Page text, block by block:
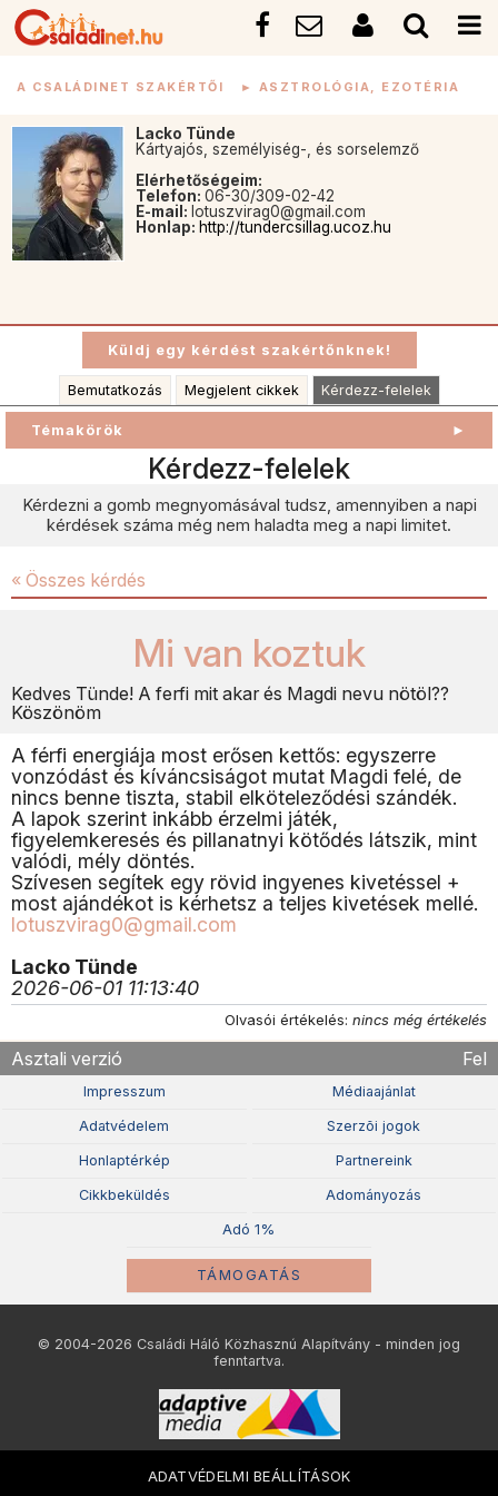
A CSALÁDINET SZAKÉRTŐI ► ASZTROLÓGIA, EZOTÉRIA
Lacko Tünde
Kártyajós, személyiség-, és sorselemző
Elérhetőségeim:
Telefon: 06-30/309-02-42
E-mail: lotuszvirag0@gmail.com
Honlap: http://tundercsillag.ucoz.hu
Bemutatkozás Megjelent cikkek Kérdezz-felelek
Témakörök ►
Kérdezz-felelek
Kérdezni a gomb megnyomásával tudsz, amennyiben a napi
kérdések száma még nem haladta meg a napi limitet.
« Összes kérdés
Mi van koztuk
Kedves Tünde! A ferfi mit akar és Magdi nevu nötöl??
Köszönöm
A férfi energiája most erősen kettős: egyszerre
vonzódást és kíváncsiságot mutat Magdi felé, de
nincs benne tiszta, stabil elköteleződési szándék.
A lapok szerint inkább érzelmi játék,
figyelemkeresés és pillanatnyi kötődés látszik, mint
valódi, mély döntés.
Szívesen segítek egy rövid ingyenes kivetéssel +
most ajándékot is kérhetsz a teljes kivetések mellé.
lotuszvirag0@gmail.com
Lacko Tünde
2026-06-01 11:13:40
Olvasói értékelés: nincs még értékelés
Asztali verzió Fel
Impresszum Médiaajánlat
Adatvédelem Szerzõi jogok
Honlaptérkép Partnereink
Cikkbeküldés Adományozás
Adó 1%
TÁMOGATÁS
© 2004-2026 Családi Háló Közhasznú Alapítvány - minden jog
fenntartva.
ADATVÉDELMI BEÁLLÍTÁSOK